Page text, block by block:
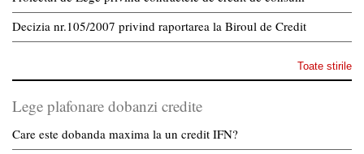
Decizia nr.105/2007 privind raportarea la Biroul de Credit
Toate stirile
Lege plafonare dobanzi credite
Care este dobanda maxima la un credit IFN?